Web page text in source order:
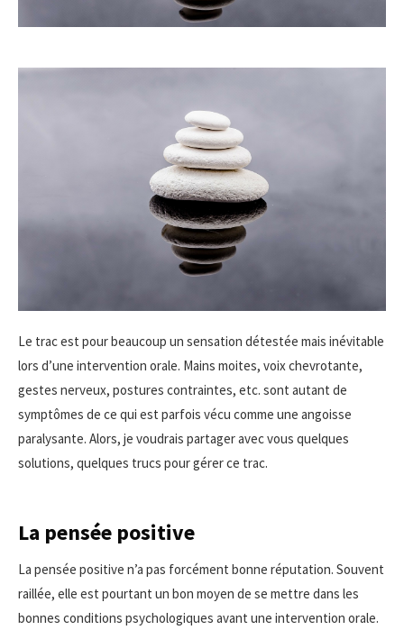
Le trac est pour beaucoup un sensation détestée mais inévitable
lors d’une intervention orale. Mains moites, voix chevrotante,
gestes nerveux, postures contraintes, etc. sont autant de
symptômes de ce qui est parfois vécu comme une angoisse
paralysante. Alors, je voudrais partager avec vous quelques
solutions, quelques trucs pour gérer ce trac.
La pensée positive
La pensée positive n’a pas forcément bonne réputation. Souvent
raillée, elle est pourtant un bon moyen de se mettre dans les
bonnes conditions psychologiques avant une intervention orale.